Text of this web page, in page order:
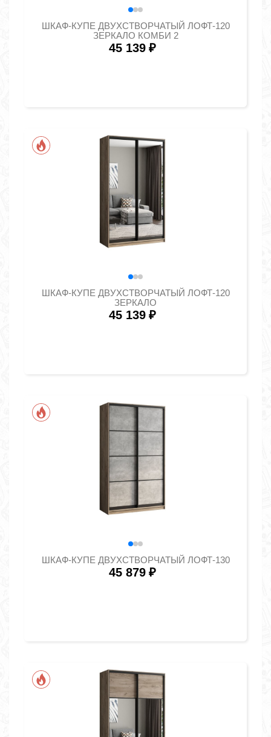
ШКАФ-КУПЕ ДВУХСТВОРЧАТЫЙ ЛОФТ-120
ЗЕРКАЛО КОМБИ 2
45 139 ₽
ШКАФ-КУПЕ ДВУХСТВОРЧАТЫЙ ЛОФТ-120
ЗЕРКАЛО
45 139 ₽
ШКАФ-КУПЕ ДВУХСТВОРЧАТЫЙ ЛОФТ-130
45 879 ₽